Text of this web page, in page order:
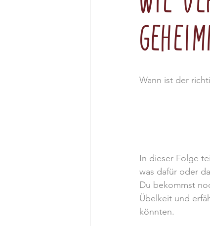
Wann ist der
In dieser Folge
was dafür oder
Du bekommst
Übelkeit und
könnten.